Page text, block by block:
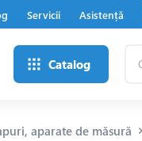
Servicii Asistență
Catalog
aparate de măsură